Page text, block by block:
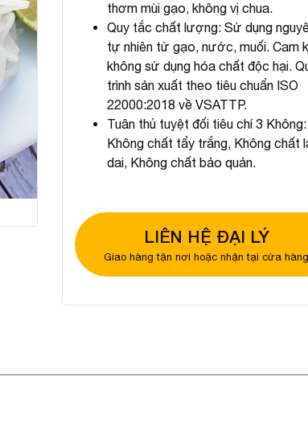
thơm mùi gạo, không vị chua.
Quy tắc chất lượng: Sử dụng
tự nhiên từ gạo, nước, muối. Cam
không sử dụng hóa chất độc hại.
trình sản xuất theo tiêu chuẩn ISO
22000:2018 về VSATTP.
Tuân thủ tuyệt đối tiêu chí 3 Không:
Không chất tẩy trắng, Không chất
dai, Không chất bảo quản.
LIÊN HỆ ĐẠI LÝ
Giao hàng tận nơi hoặc nhận tại cửa hàng